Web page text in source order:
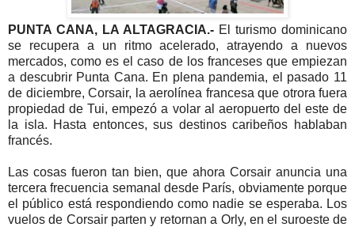
PUNTA CANA, LA ALTAGRACIA.- El turismo dominicano
se recupera a un ritmo acelerado, atrayendo a nuevos
mercados, como es el caso de los franceses que empiezan
a descubrir Punta Cana. En plena pandemia, el pasado 11
de diciembre, Corsair, la aerolínea francesa que otrora fuera
propiedad de Tui, empezó a volar al aeropuerto del este de
la isla. Hasta entonces, sus destinos caribeños hablaban
francés.
Las cosas fueron tan bien, que ahora Corsair anuncia una
tercera frecuencia semanal desde París, obviamente porque
el público está respondiendo como nadie se esperaba. Los
vuelos de Corsair parten y retornan a Orly, en el suroeste de